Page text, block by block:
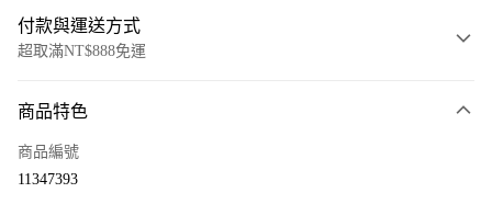
付款與運送方式
超取滿NT$888免運
信用卡一次付款
商品特色
商品編號
11347393